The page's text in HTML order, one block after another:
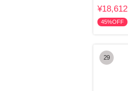
¥18,612
45%OFF
29